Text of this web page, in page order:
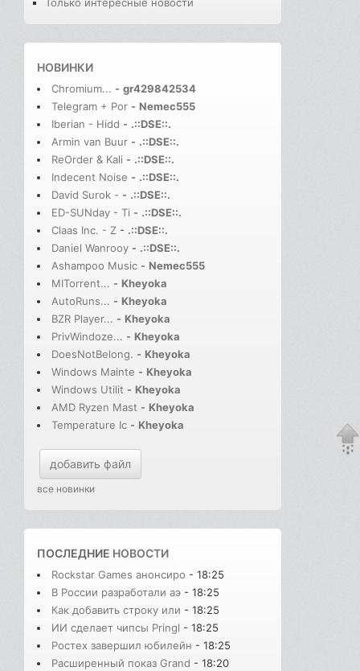
Только интересные новости
НОВИНКИ
Chromium... - gr429842534
Telegram + Por - Nemec555
Iberian - Hidd - .::DSE::.
Armin van Buur - .::DSE::.
ReOrder & Kali - .::DSE::.
Indecent Noise - .::DSE::.
David Surok - - .::DSE::.
ED-SUNday - Ti - .::DSE::.
Claas Inc. - Z - .::DSE::.
Daniel Wanrooy - .::DSE::.
Ashampoo Music - Nemec555
MITorrent... - Kheyoka
AutoRuns... - Kheyoka
BZR Player... - Kheyoka
PrivWindoze... - Kheyoka
DoesNotBelong. - Kheyoka
Windows Mainte - Kheyoka
Windows Utilit - Kheyoka
AMD Ryzen Mast - Kheyoka
Temperature Ic - Kheyoka
добавить файл
все новинки
ПОСЛЕДНИЕ НОВОСТИ
Rockstar Games анонсиро - 18:25
В России разработали аэ - 18:25
Как добавить строку или - 18:25
ИИ сделает чипсы Pringl - 18:25
Ростех завершил юбилейн - 18:25
Расширенный показ Grand - 18:20